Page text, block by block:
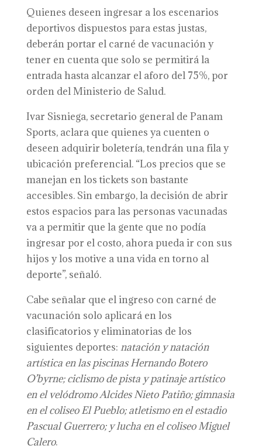
Quienes deseen ingresar a los escenarios
deportivos dispuestos para estas justas,
deberán portar el carné de vacunación y
tener en cuenta que solo se permitirá la
entrada hasta alcanzar el aforo del 75%, por
orden del Ministerio de Salud.
Ivar Sisniega, secretario general de Panam
Sports, aclara que quienes ya cuenten o
deseen adquirir boletería, tendrán una fila y
ubicación preferencial. “Los precios que se
manejan en los tickets son bastante
accesibles. Sin embargo, la decisión de abrir
estos espacios para las personas vacunadas
va a permitir que la gente que no podía
ingresar por el costo, ahora pueda ir con sus
hijos y los motive a una vida en torno al
deporte”, señaló.
Cabe señalar que el ingreso con carné de
vacunación solo aplicará en los
clasificatorios y eliminatorias de los
siguientes deportes: natación y natación
artística en laspiscinas Hernando Botero
O’byrne; ciclismo de pista y patinaje artístico
en elvelódromo Alcides Nieto Patiño; gimnasia
en elcoliseo El Pueblo; atletismo en elestadio
Pascual Guerrero; y lucha enel coliseo Miguel
Calero.